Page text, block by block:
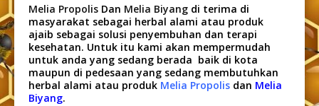
Melia Propolis Dan Melia Biyang di terima di
masyarakat sebagai herbal alami atau produk
ajaib sebagai solusi penyembuhan dan terapi
kesehatan. Untuk itu kami akan mempermudah
untuk anda yang sedang berada baik di kota
maupun di pedesaan yang sedang membutuhkan
herbal alami atau produk Melia Propolis dan Melia
Biyang.